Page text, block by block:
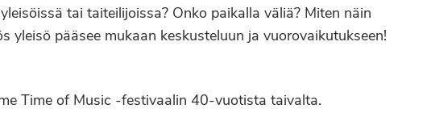
tai taiteilijoissa? Onko paikalla väliä? Miten näin
yleisö pääsee mukaan keskusteluun ja vuorovaikutukseen!
Time of Music -festivaalin 40-vuotista taivalta.